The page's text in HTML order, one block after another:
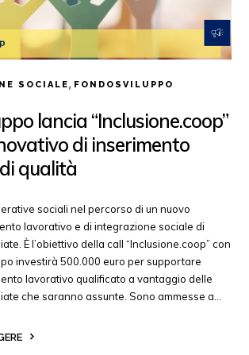
SOCIALE, FONDOSVILUPPO
lancia “Inclusione.coop”
di inserimento
qualità
sociali nel percorso di un nuovo
lavorativo e di integrazione sociale di
È l’obiettivo della call “Inclusione.coop” con
investirà 500.000 euro per supportare
lavorativo qualificato a vantaggio delle
che saranno assunte. Sono ammesse a…